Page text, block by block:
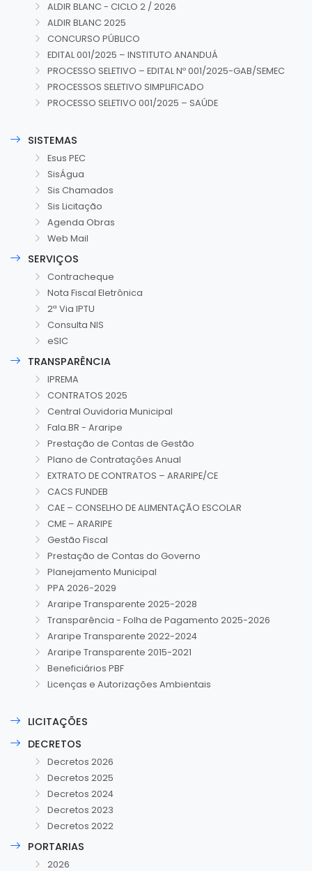
ALDIR BLANC - CICLO 2 / 2026
ALDIR BLANC 2025
CONCURSO PÚBLICO
EDITAL 001/2025 – INSTITUTO ANANDUÁ
PROCESSO SELETIVO – EDITAL Nº 001/2025-GAB/SEMEC
PROCESSOS SELETIVO SIMPLIFICADO
PROCESSO SELETIVO 001/2025 – SAÚDE
SISTEMAS
Esus PEC
SisÁgua
Sis Chamados
Sis Licitação
Agenda Obras
Web Mail
SERVIÇOS
Contracheque
Nota Fiscal Eletrônica
2ª Via IPTU
Consulta NIS
eSIC
TRANSPARÊNCIA
IPREMA
CONTRATOS 2025
Central Ouvidoria Municipal
Fala.BR - Araripe
Prestação de Contas de Gestão
Plano de Contratações Anual
EXTRATO DE CONTRATOS – ARARIPE/CE
CACS FUNDEB
CAE – CONSELHO DE ALIMENTAÇÃO ESCOLAR
CME – ARARIPE
Gestão Fiscal
Prestação de Contas do Governo
Planejamento Municipal
PPA 2026-2029
Araripe Transparente 2025-2028
Transparência - Folha de Pagamento 2025-2026
Araripe Transparente 2022-2024
Araripe Transparente 2015-2021
Beneficiários PBF
Licenças e Autorizações Ambientais
LICITAÇÕES
DECRETOS
Decretos 2026
Decretos 2025
Decretos 2024
Decretos 2023
Decretos 2022
PORTARIAS
2026